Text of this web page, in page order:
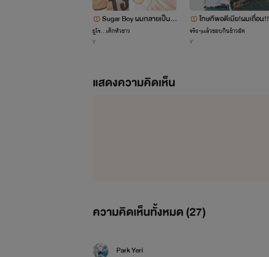
Sugar Boy ผมกลายเป็นเมี
ยพี่รอง [Boy's love/Yaoi1
ยูโร...เด็กหัวขาว
Y
โทษทีพอดีเมีย!ผมเถื่อน!!
จริงๆเเล้วชอบกินข้าวผัด
Y
แสดงความคิดเห็น
ความคิดเห็นทั้งหมด (27)
Park Yeri